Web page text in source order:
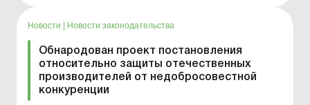
Новости Новости законодательства
Обнародован проект постановления
относительно защиты отечественных
производителей от недобросовестной
конкуренции